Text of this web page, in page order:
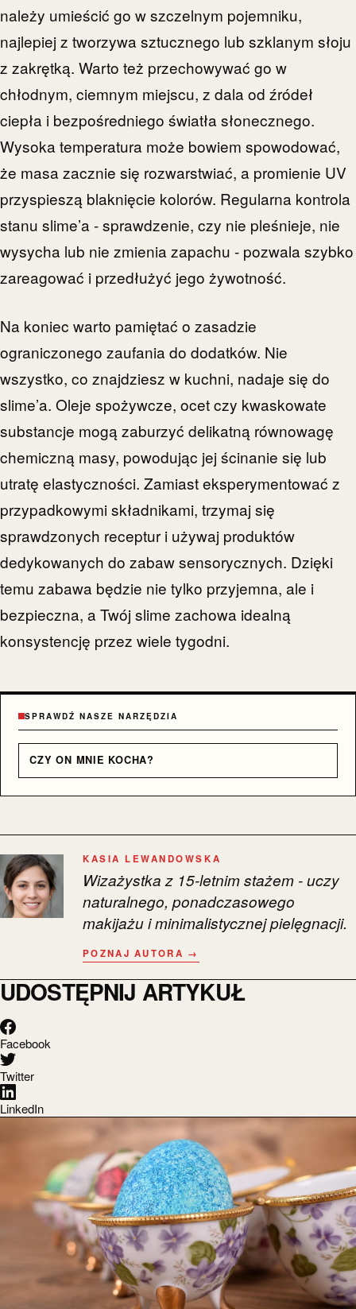
należy umieścić go w szczelnym pojemniku,
najlepiej z tworzywa sztucznego lub szklanym słoju
z zakrętką. Warto też przechowywać go w
chłodnym, ciemnym miejscu, z dala od źródeł
ciepła i bezpośredniego światła słonecznego.
Wysoka temperatura może bowiem spowodować,
że masa zacznie się rozwarstwiać, a promienie UV
przyspieszą blaknięcie kolorów. Regularna kontrola
stanu slime’a - sprawdzenie, czy nie pleśnieje, nie
wysycha lub nie zmienia zapachu - pozwala szybko
zareagować i przedłużyć jego żywotność.
Na koniec warto pamiętać o zasadzie
ograniczonego zaufania do dodatków. Nie
wszystko, co znajdziesz w kuchni, nadaje się do
slime’a. Oleje spożywcze, ocet czy kwaskowate
substancje mogą zaburzyć delikatną równowagę
chemiczną masy, powodując jej ścinanie się lub
utratę elastyczności. Zamiast eksperymentować z
przypadkowymi składnikami, trzymaj się
sprawdzonych receptur i używaj produktów
dedykowanych do zabaw sensorycznych. Dzięki
temu zabawa będzie nie tylko przyjemna, ale i
bezpieczna, a Twój slime zachowa idealną
konsystencję przez wiele tygodni.
SPRAWDŹ NASZE NARZĘDZIA
CZY ON MNIE KOCHA?
KASIA LEWANDOWSKA
Wizażystka z 15-letnim stażem - uczy
naturalnego, ponadczasowego
makijażu i minimalistycznej pielęgnacji.
POZNAJ AUTORA →
UDOSTĘPNIJ ARTYKUŁ
Facebook
Twitter
LinkedIn